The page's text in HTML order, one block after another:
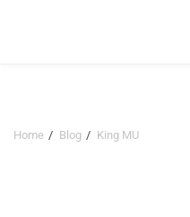
Home Blog King MU